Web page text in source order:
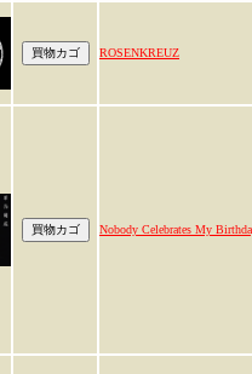
ROSENKREUZ
Nobody Celebrates My